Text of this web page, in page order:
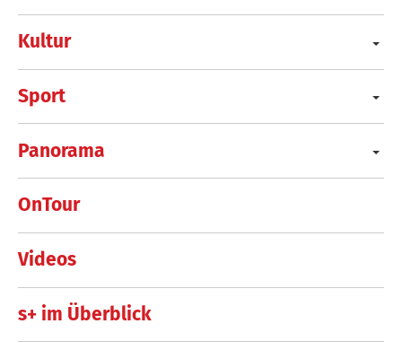
Kultur
Sport
Panorama
OnTour
Videos
s+ im Überblick